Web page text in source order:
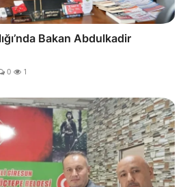
Bakan Abdulkadir
0 1